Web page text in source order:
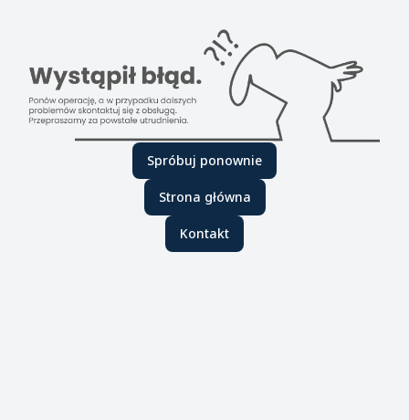
Spróbuj ponownie
Strona główna
Kontakt